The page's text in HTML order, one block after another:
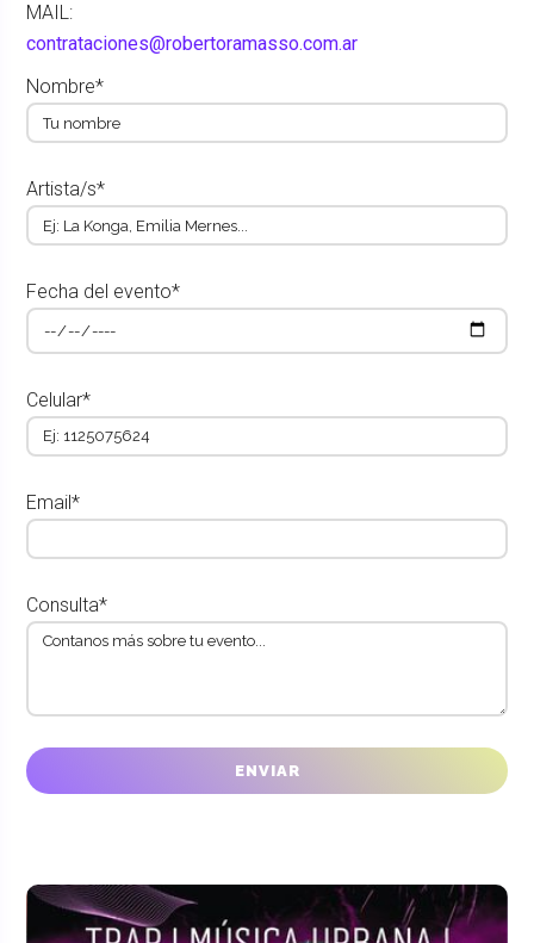
MAIL:
contrataciones@robertoramasso.com.ar
Nombre*
Artista/s*
Fecha del evento*
Celular*
Email*
Consulta*